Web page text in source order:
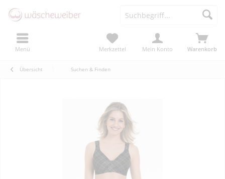
Menü Warenkorb
Merkzettel Mein Konto
Übersicht Suchen & Finden